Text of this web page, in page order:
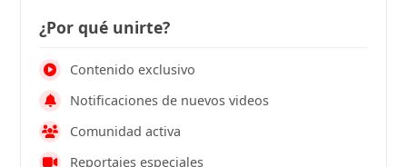
¿Por qué unirte?
Contenido exclusivo
Notificaciones de nuevos videos
Comunidad activa
Reportajes especiales